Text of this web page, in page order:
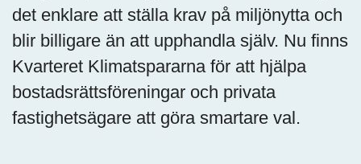
det enklare att ställa krav på miljönytta och
blir billigare än att upphandla själv. Nu finns
Kvarteret Klimatspararna för att hjälpa
bostadsrättsföreningar och privata
fastighetsägare att göra smartare val.